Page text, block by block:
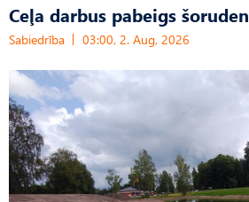
Ceļa darbus pabeigs šoruden
Sabiedrība 03:00, 2. Aug, 2026